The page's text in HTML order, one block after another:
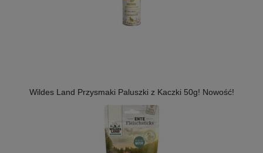
Wildes Land Przysmaki Paluszki z Kaczki 50g! Nowość!